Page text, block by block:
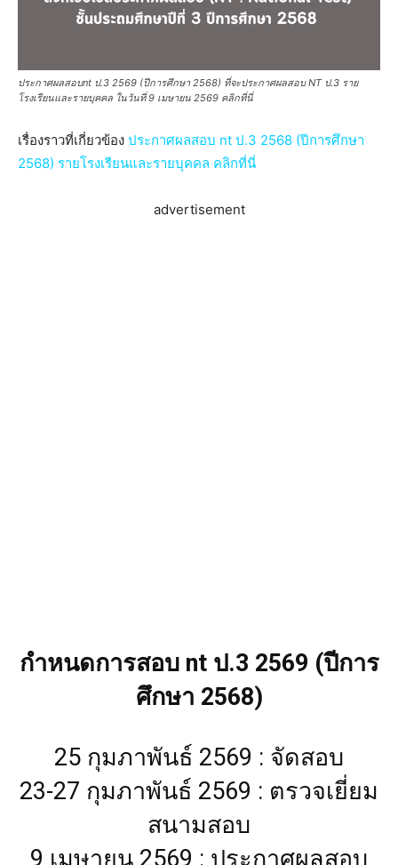
ประกาศผลสอบnt ป.3 2569 (ปีการศึกษา 2568) ที่จะประกาศผลสอบ NT ป.3 ราย
โรงเรียนและรายบุคคล ในวันที่ 9 เมษายน 2569 คลิกที่นี่
เรื่องราวที่เกี่ยวข้อง ประกาศผลสอบ nt ป.3 2568 (ปีการศึกษา
2568) รายโรงเรียนและรายบุคคล คลิกที่นี่
advertisement
กำหนดการสอบ nt ป.3 2569 (ปีการ
ศึกษา 2568)
25 กุมภาพันธ์ 2569 : จัดสอบ
23-27 กุมภาพันธ์ 2569 : ตรวจเยี่ยม
สนามสอบ
9 เมษายน 2569 : ประกาศผลสอบ